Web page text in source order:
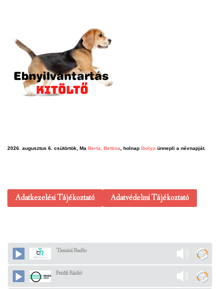
2026. augusztus 6. csütörtök, Ma Berta, Bettina , holnap Ibolya ünnepli a névnapját.
Adatkezelési Tájékoztató Adatvédelmi Tájékoztató
Tamási Radio
Petőfi Rádió